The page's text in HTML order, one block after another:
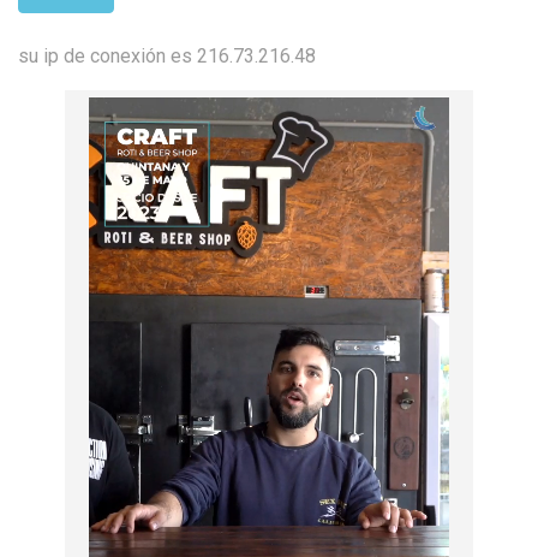
su ip de conexión es 216.73.216.48